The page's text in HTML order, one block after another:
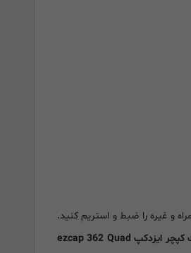
و غیره را ضبط و استریم کنید.
کارت کپچر ایزدکپ ezcap 362 Quad